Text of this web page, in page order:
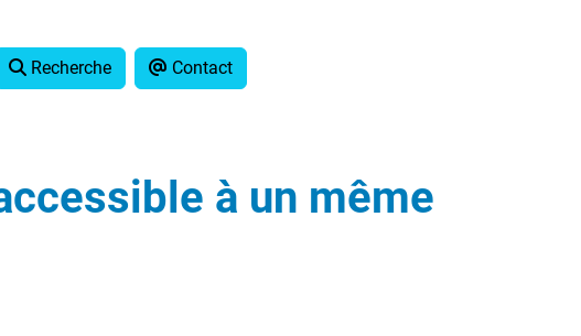
Recherche Contact
à un même